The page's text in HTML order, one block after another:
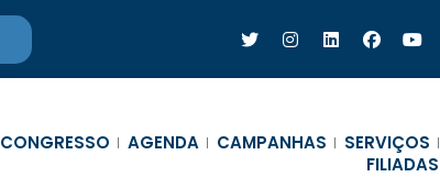
CONGRESSO AGENDA CAMPANHAS
SERVIÇOS
FILIADAS